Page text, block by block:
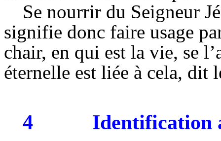
Se nourrir du Seigneur
signifie donc faire usage
chair, en qui est la vie, se
éternelle est liée à cela, dit
4 Identification